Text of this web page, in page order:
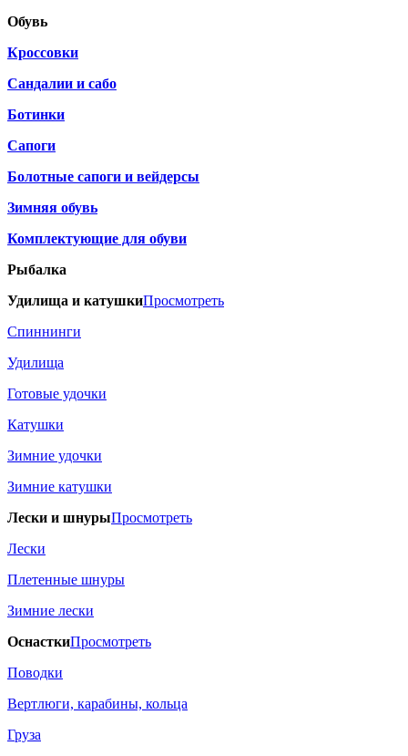
Обувь
Кроссовки
Сандалии и сабо
Ботинки
Сапоги
Болотные сапоги и вейдерсы
Зимняя обувь
Комплектующие для обуви
Рыбалка
Удилища и катушкиПросмотреть
Спиннинги
Удилища
Готовые удочки
Катушки
Зимние удочки
Зимние катушки
Лески и шнурыПросмотреть
Лески
Плетенные шнуры
Зимние лески
ОснасткиПросмотреть
Поводки
Вертлюги, карабины, кольца
Груза